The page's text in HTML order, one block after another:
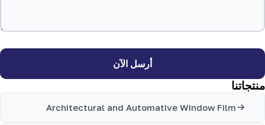
أرسل الآن
منتجاتنا
Architectural and Automative Window Film